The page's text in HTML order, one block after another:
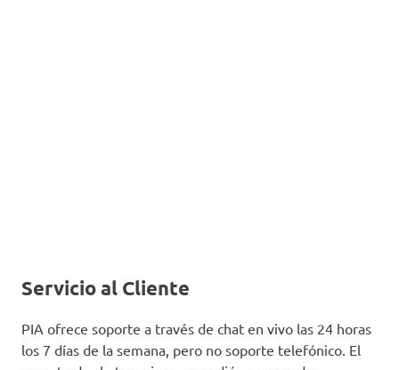
Servicio al Cliente
PIA ofrece soporte a través de chat en vivo las 24 horas
los 7 días de la semana, pero no soporte telefónico. El